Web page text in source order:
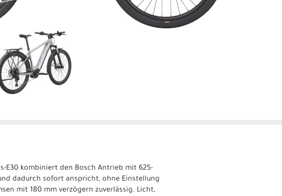
E30 kombiniert den Bosch Antrieb mit 625-
dadurch sofort anspricht, ohne Einstellung
mit 180 mm verzögern zuverlässig. Licht,